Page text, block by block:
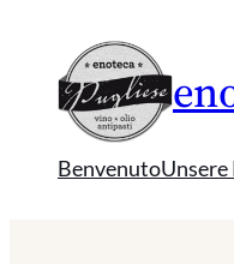
springen
Benvenuto